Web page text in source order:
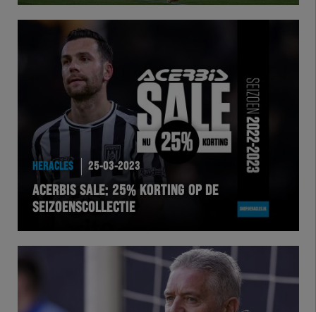
HERACLES 25-03-2023
ACERBIS SALE: 25% KORTING OP DE
SEIZOENSCOLLECTIE